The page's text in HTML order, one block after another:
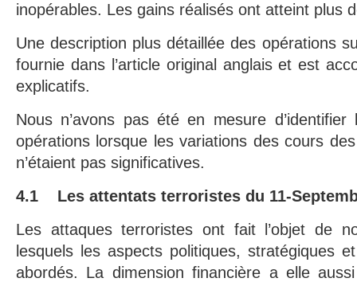
inopérables. Les gains réalisés ont atteint plus
Une description plus détaillée des opérations
fournie dans l’article original anglais et est
explicatifs.
Nous n’avons pas été en mesure
opérations lorsque les variations des cours
n’étaient pas significatives.
4.1 Les attentats terroristes du 11-
Les attaques terroristes ont fait l’objet de
lesquels les aspects politiques, stratégiques
abordés. La dimension financière a elle